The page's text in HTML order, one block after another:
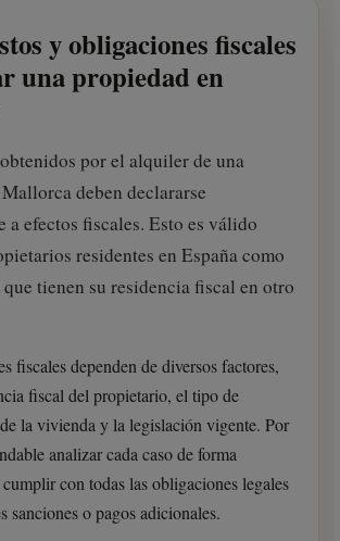
y obligaciones fiscales
una propiedad en
por el alquiler de una
deben declararse
a efectos fiscales. Esto es válido
residentes en España como
tienen su residencia fiscal en otro
fiscales dependen de diversos factores,
fiscal del propietario, el tipo de
la vivienda y la legislación vigente. Por
analizar cada caso de forma
con todas las obligaciones legales
sanciones o pagos adicionales.